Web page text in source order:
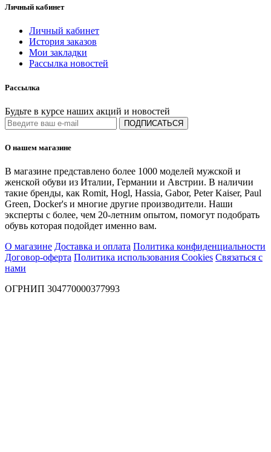
Личный кабинет
Личный кабинет
История заказов
Мои закладки
Рассылка новостей
Рассылка
Будьте в курсе наших акций и новостей
ПОДПИСАТЬСЯ
О нашем магазине
В магазине представлено более 1000 моделей мужской и
женской обуви из Италии, Германии и Австрии. В наличии
такие бренды, как Romit, Hogl, Hassia, Gabor, Peter Kaiser, Paul
Green, Docker's и многие другие производители. Наши
эксперты с более, чем 20-летним опытом, помогут подобрать
обувь которая подойдет именно вам.
О магазине Доставка и оплата Политика конфиденциальности
Договор-оферта Политика использования Cookies Связаться с
нами
ОГРНИП 304770000377993